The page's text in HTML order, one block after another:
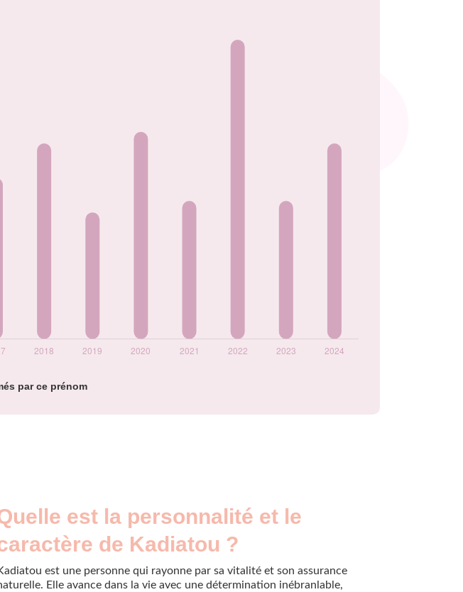
par ce prénom
est la personnalité et le
de Kadiatou ?
est une personne qui rayonne par sa vitalité et son assurance
Elle avance dans la vie avec une détermination inébranlable,